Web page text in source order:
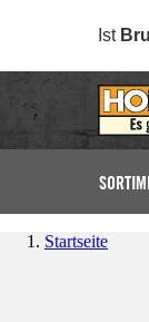
Ist
Startseite